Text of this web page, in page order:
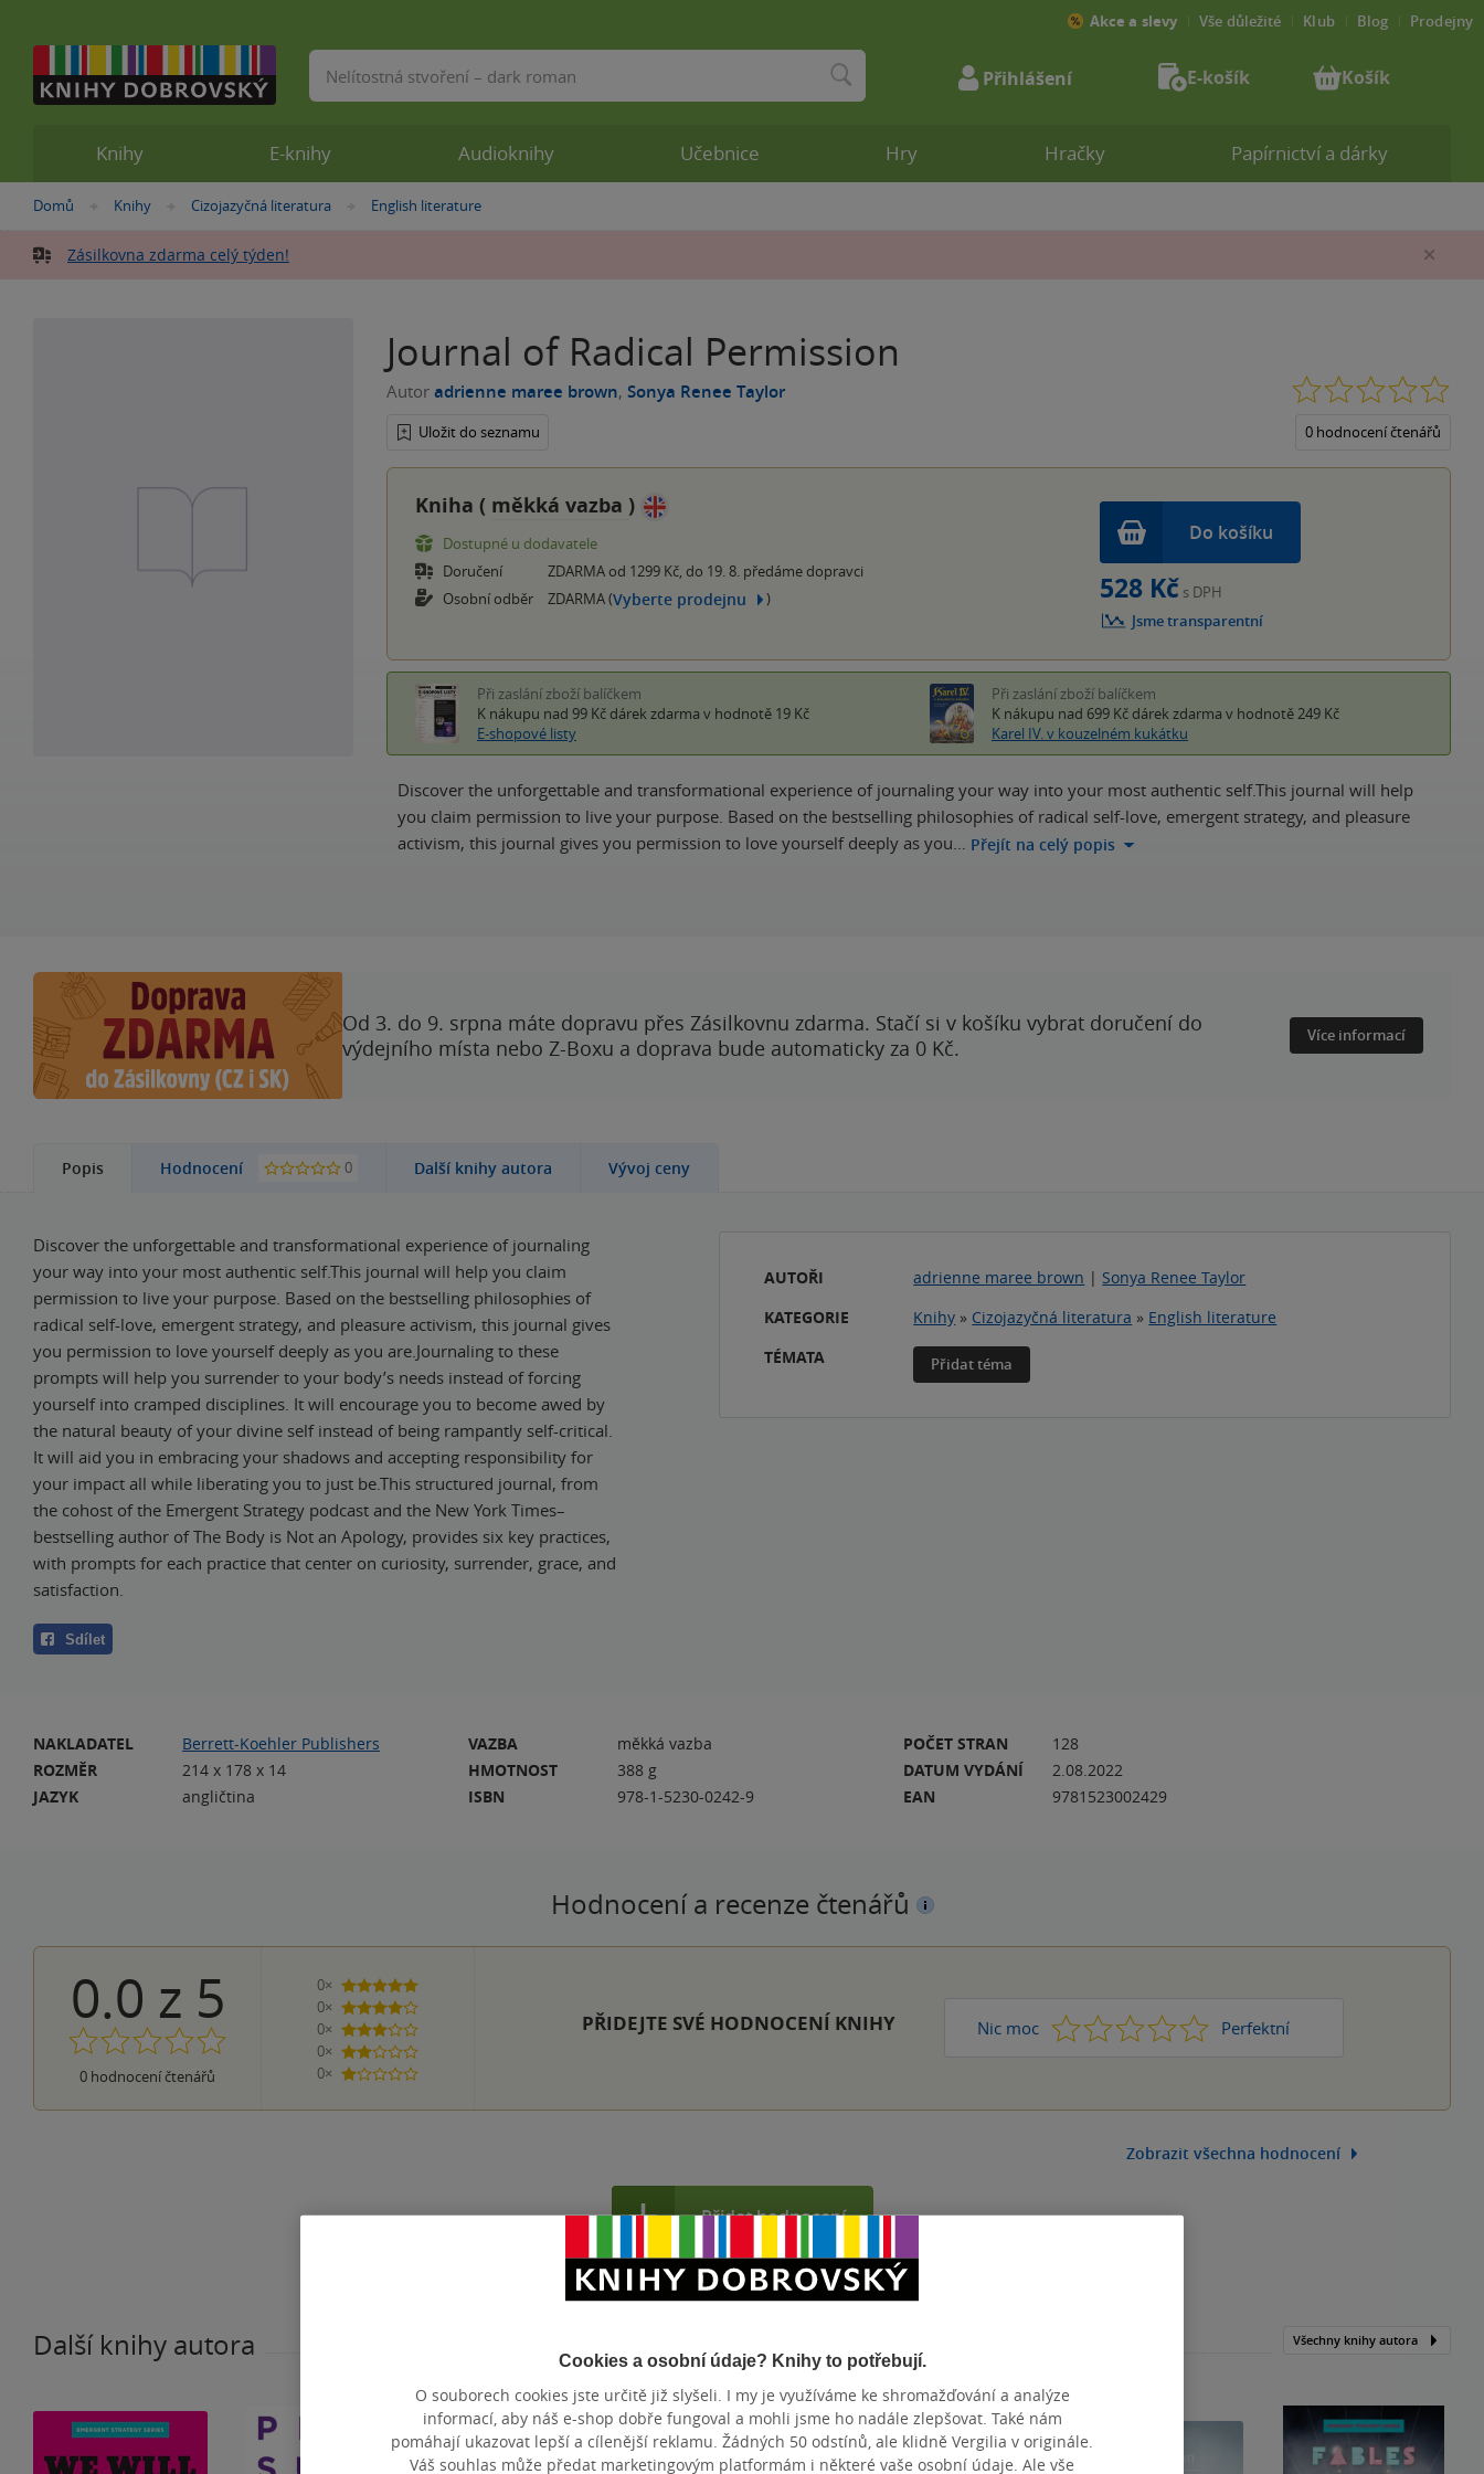
Nacházíte
zde:
Domů »
Knihy »
Cizojazyčná literatura »
English literature
Zásilkovna zdarma celý týden!
Journal of Radical Permission
Autor adrienne maree brown, Sonya Renee Taylor
Uložit do seznamu 0 hodnocení čtenářů
Kniha ( měkká vazba )
Dostupné u dodavatele
Doručení
ZDARMA od 1299 Kč, do 19. 8. předáme dopravci
Osobní odběr
ZDARMA (Vyberte prodejnu )
Do košíku
528 Kč s DPH
Jsme transparentní
Při zaslání zboží balíčkem
K nákupu nad 99 Kč dárek zdarma v hodnotě 19 Kč
E-shopové listy
Při zaslání zboží balíčkem
K nákupu nad 699 Kč dárek zdarma v hodnotě 249 Kč
Karel IV. v kouzelném kukátku
Discover the unforgettable and transformational experience of journaling your way into your most authentic self.This journal will help
you claim permission to live your purpose. Based on the bestselling philosophies of radical self-love, emergent strategy, and pleasure
activism, this journal gives you permission to love yourself deeply as you… Přejít na celý popis
Od 3. do 9. srpna máte dopravu přes Zásilkovnu zdarma. Stačí si v košíku vybrat doručení do
výdejního místa nebo Z-Boxu a doprava bude automaticky za 0 Kč.
Více informací
Popis Hodnocení 0 Další knihy autora Vývoj ceny
Discover the unforgettable and transformational experience of journaling
your way into your most authentic self.This journal will help you claim
permission to live your purpose. Based on the bestselling philosophies of
radical self-love, emergent strategy, and pleasure activism, this journal gives
you permission to love yourself deeply as you are.Journaling to these
prompts will help you surrender to your body’s needs instead of forcing
yourself into cramped disciplines. It will encourage you to become awed by
the natural beauty of your divine self instead of being rampantly self-critical.
It will aid you in embracing your shadows and accepting responsibility for
your impact all while liberating you to just be.This structured journal, from
the cohost of the Emergent Strategy podcast and the New York Times–
bestselling author of The Body is Not an Apology, provides six key practices,
with prompts for each practice that center on curiosity, surrender, grace, and
satisfaction.
Sdílet
AUTOŘI adrienne maree brown | Sonya Renee Taylor
KATEGORIE
Knihy » Cizojazyčná literatura » English literature
TÉMATA
Přidat téma
NAKLADATEL
Berrett-Koehler Publishers
ROZMĚR
214 x 178 x 14
JAZYK
angličtina
VAZBA
měkká vazba
HMOTNOST
388 g
ISBN
978-1-5230-0242-9
POČET STRAN
128
DATUM VYDÁNÍ
2.08.2022
EAN
9781523002429
Hodnocení a recenze čtenářů
0.0 z 5
0 hodnocení čtenářů
0×
5 hvězdiček
0×
4 hvězdičky
0×
3 hvězdičky
0×
2 hvězdičky
0×
1 hvezdička
PŘIDEJTE SVÉ HODNOCENÍ KNIHY Nic moc 1 2 3 4 Perfektní
5
Zobrazit všechna hodnocení
Přidat hodnocení
Další knihy autora Všechny knihy autora
Knihy E-knihy Audioknihy Učebnice Hry Hračky Papírnictví a dárky
Akce a slevy Vše důležité Klub Blog Prodejny
Vyhledávání Přihlášení E-košík Košík
Cookies a osobní údaje? Knihy to potřebují.
O souborech cookies jste určitě již slyšeli. I my je využíváme ke shromažďování a analýze
informací, aby náš e-shop dobře fungoval a mohli jsme ho nadále zlepšovat. Také nám
pomáhají ukazovat lepší a cílenější reklamu. Žádných 50 odstínů, ale klidně Vergilia v originále.
Váš souhlas může předat marketingovým platformám i některé vaše osobní údaje. Ale vše